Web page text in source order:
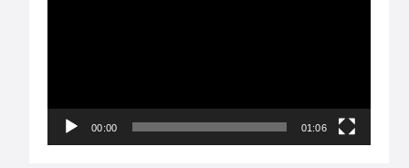
00:00 01:06